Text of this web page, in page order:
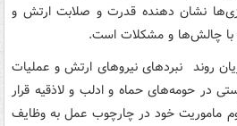
نشان دهنده قدرت و صلابت ارتش و
با چالش‌ها و مشکلات است.
روند نبردهای نیروهای ارتش و عملیات
در حومه‌های حماه و ادلب و لاذقیه قرار
ماموریت خود در چارچوب عمل به وظایف